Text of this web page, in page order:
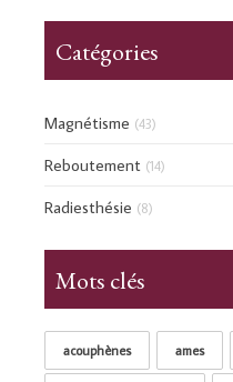
Catégories
Magnétisme (43)
Reboutement (14)
Radiesthésie (8)
Mots clés
acouphènes ames